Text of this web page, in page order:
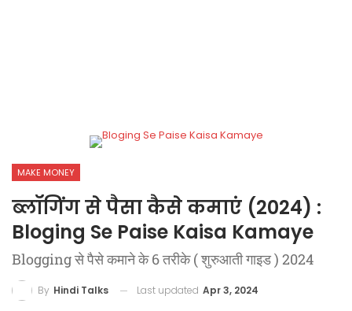
MAKE MONEY
ब्लॉगिंग से पैसा कैसे कमाएं (2024) :
Bloging Se Paise Kaisa Kamaye
Blogging से पैसे कमाने के 6 तरीके ( शुरुआती गाइड ) 2024
By Hindi Talks Last updated Apr 3, 2024